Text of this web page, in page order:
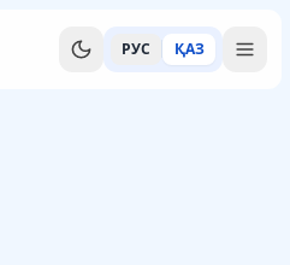
РУС ҚАЗ